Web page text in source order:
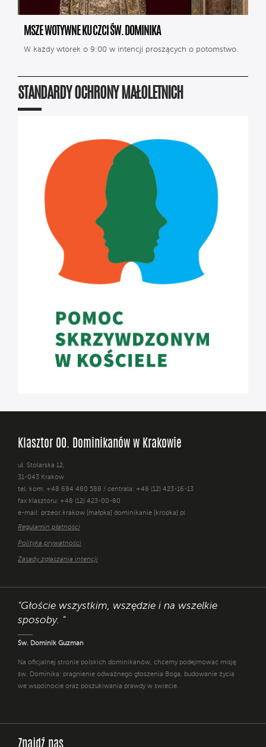
MSZE WOTYWNE KU CZCI ŚW. DOMINIKA
W każdy wtorek o 9:00 w intencji proszących o potomstwo.
STANDARDY OCHRONY MAŁOLETNICH
Klasztor OO. Dominikanów w Krakowie
ul. Stolarska 12,
31-043 Kraków
tel. kom. +48 694 480 588 / centrala: +48 (12) 423-16-13
fax klasztoru: +48 (12) 423-00-80
e-mail: przeor.krakow [małpka] dominikanie [kropka] pl
Regulamin płatności
Polityka prywatności
Zasady zgłaszania intencji
"Głoście wszystkim, wszędzie i na wszelkie
sposoby. "
Św. Dominik Guzman
Na oficjalnej stronie polskich dominikanów, chcemy podejmować misję
św. Dominika: pragnienie odważnego głoszenia Boga, budowanie życia
we wspólnocie oraz poszukiwania prawdy w świecie.
Znajdź nas